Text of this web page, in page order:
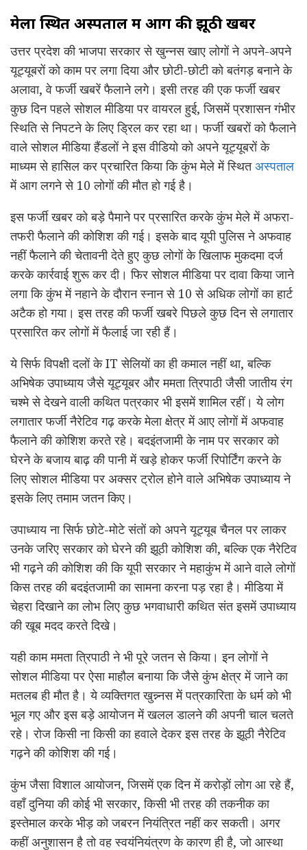
मेला स्थित अस्पताल में आग की झूठी खबर
उत्तर प्रदेश की भाजपा सरकार से खुन्नस खाए लोगों ने अपने-अपने
यूट्यूबरों को काम पर लगा दिया और छोटी-छोटी को बतंगड़ बनाने के
अलावा, वे फर्जी खबरें फैलाने लगे। इसी तरह की एक फर्जी खबर
कुछ दिन पहले सोशल मीडिया पर वायरल हुई, जिसमें प्रशासन गंभीर
स्थिति से निपटने के लिए ड्रिल कर रहा था। फर्जी खबरों को फैलाने
वाले सोशल मीडिया हैंडलों ने इस वीडियो को अपने यूट्यूबरों के
माध्यम से हासिल कर प्रचारित किया कि कुंभ मेले में स्थितअस्पताल
में आग लगने से 10 लोगों की मौत हो गई है।
इस फर्जी खबर को बड़े पैमाने पर प्रसारित करके कुंभ मेले में अफरा-
तफरी फैलाने की कोशिश की गई। इसके बाद यूपी पुलिस ने अफवाह
नहीं फैलाने की चेतावनी देते हुए कुछ लोगों के खिलाफ मुकदमा दर्ज
करके कार्रवाई शुरू कर दी। फिर सोशल मीडिया पर दावा किया जाने
लगा कि कुंभ में नहाने के दौरान स्नान से 10 से अधिक लोगों का हार्ट
अटैक हो गया। इस तरह की फर्जी खबरे पिछले कुछ दिन से लगातार
प्रसारित कर लोगों में फैलाई जा रही हैं।
ये सिर्फ विपक्षी दलों के IT सेलियों का ही कमाल नहीं था, बल्कि
अभिषेक उपाध्याय जैसे यूट्यूबर और ममता त्रिपाठी जैसी जातीय रंग
चश्मे से देखने वाली कथित पत्रकार भी इसमें शामिल रहीं। ये लोग
लगातार फर्जी नैरेटिव गढ़ करके मेला क्षेत्र में आए लोगों में अफवाह
फैलाने की कोशिश करते रहे। बदइंतजामी के नाम पर सरकार को
घेरने के बजाय बाढ़ की पानी में खड़े होकर फर्जी रिपोर्टिंग करने के
लिए सोशल मीडिया पर अक्सर ट्रोल होने वाले अभिषेक उपाध्याय ने
इसके लिए तमाम जतन किए।
उपाध्याय ना सिर्फ छोटे-मोटे संतों को अपने यूट्यूब चैनल पर लाकर
उनके जरिए सरकार को घेरने की झूठी कोशिश की, बल्कि एक नैरेटिव
भी गढ़ने की कोशिश की कि यूपी सरकार ने महाकुंभ में आने वाले लोगों
किस तरह की बदइंतजामी का सामना करना पड़ रहा है। मीडिया में
चेहरा दिखाने का लोभ लिए कुछ भगवाधारी कथित संत इसमें उपाध्याय
की खूब मदद करते दिखे।
यही काम ममता त्रिपाठी ने भी पूरे जतन से किया। इन लोगों ने
सोशल मीडिया पर ऐसा माहौल बनाया कि जैसे कुंभ क्षेत्र में जाने का
मतलब ही मौत है। ये व्यक्तिगत खुन्न्नस में पत्रकारिता के धर्म को भी
भूल गए और इस बड़े आयोजन में खलल डालने की अपनी चाल चलते
रहे। रोज किसी ना किसी का हवाले देकर इस तरह के झूठी नैरेटिव
गढ़ने की कोशिश की गई।
कुंभ जैसा विशाल आयोजन, जिसमें एक दिन में करोड़ों लोग आ रहे हैं,
वहाँ दुनिया की कोई भी सरकार, किसी भी तरह की तकनीक का
इस्तेमाल करके भीड़ को जबरन नियंत्रित नहीं कर सकती। अगर
कहीं अनुशासन है तो वह स्वयंनियंत्रण के कारण ही है, जो आस्था